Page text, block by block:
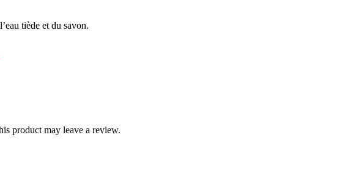
tiède et du savon.
product may leave a review.